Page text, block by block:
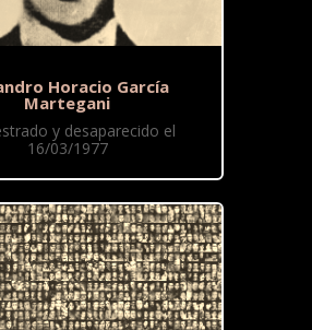
Horacio García
Martegani
y desaparecido el
16/03/1977